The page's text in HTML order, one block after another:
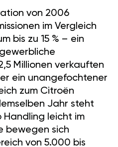
von 2006
im Vergleich
bis zu 15 % – ein
Millionen verkauften
er ein unangefochtener
zum Citroën
Jahr steht
leicht im
bewegen sich
von 5.000 bis